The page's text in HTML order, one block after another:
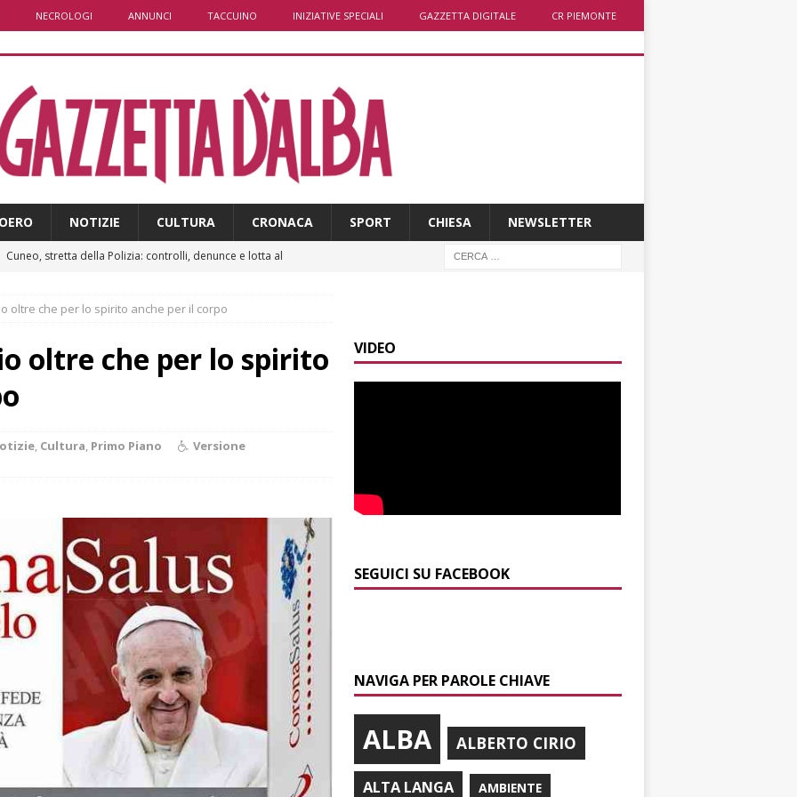
NECROLOGI ANNUNCI TACCUINO INIZIATIVE SPECIALI GAZZETTA DIGITALE CR PIEMONTE
NOTIZIE CULTURA CRONACA SPORT CHIESA NEWSLETTER
Cuneo, stretta della Polizia: controlli, denunce e lotta al
La festa di San Rocco dimostra che Santo Stefano Belbo è un
Palio di Asti: da lunedì 10 agosto parte l’allestimento
Alba: lunedì 10 agosto tornano le “Notti del vino”
L’Alba volley inizia la stagione del debutto in Serie B1 con una
della Regione
ALBA
Da Cgil e Uil parte un esposto sul caso Crc-La Stampa
ALBA
ITINERARI / Trenta chilometri su due ruote lungo il Belbo
oltre che per lo spirito anche per il corpo
oltre che per lo spirito
, Cultura, Primo Piano
Versione
VIDEO
SEGUICI SU FACEBOOK
NAVIGA PER PAROLE CHIAVE
ALBA ALBERTO CIRIO
ALTA LANGA AMBIENTE